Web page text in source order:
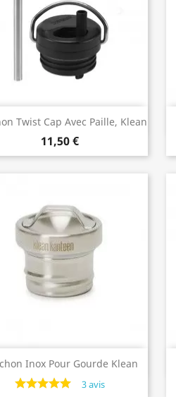
Twist Cap Avec Paille, Klean
Kanteen
11,50 €
Aperçu rapide
Inox Pour Gourde Klean
Kanteen
3 avis
Aperçu rapide